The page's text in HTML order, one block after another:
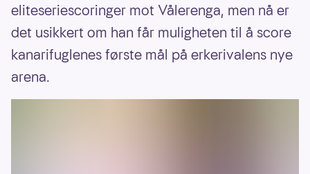
eliteseriescoringer mot Vålerenga, men nå er
det usikkert om han får muligheten til å score
kanarifuglenes første mål på erkerivalens nye
arena.